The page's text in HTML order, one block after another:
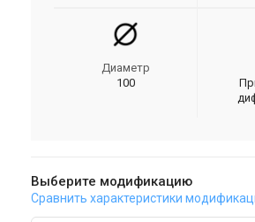
Диаметр
100
Выберите модификацию
Сравнить характеристики